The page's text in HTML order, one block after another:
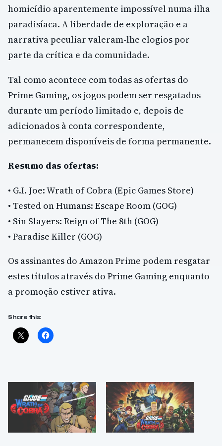
homicídio aparentemente impossível numa ilha
paradisíaca. A liberdade de exploração e a
narrativa peculiar valeram-lhe elogios por
parte da crítica e da comunidade.
Tal como acontece com todas as ofertas do
Prime Gaming, os jogos podem ser resgatados
durante um período limitado e, depois de
adicionados à conta correspondente,
permanecem disponíveis de forma permanente.
Resumo das ofertas:
• G.I. Joe: Wrath of Cobra (Epic Games Store)
• Tested on Humans: Escape Room (GOG)
• Sin Slayers: Reign of The 8th (GOG)
• Paradise Killer (GOG)
Os assinantes do Amazon Prime podem resgatar
estes títulos através do Prime Gaming enquanto
a promoção estiver ativa.
Share this: